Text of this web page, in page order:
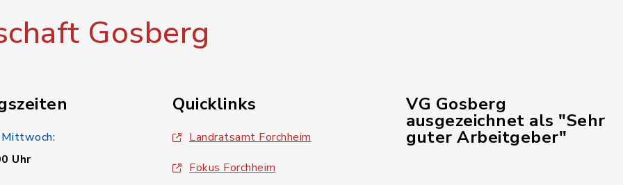
Gosberg
Uhr
Quicklinks
Landratsamt Forchheim
Fokus Forchheim
VG Gosberg
ausgezeichnet als "Sehr
guter Arbeitgeber"